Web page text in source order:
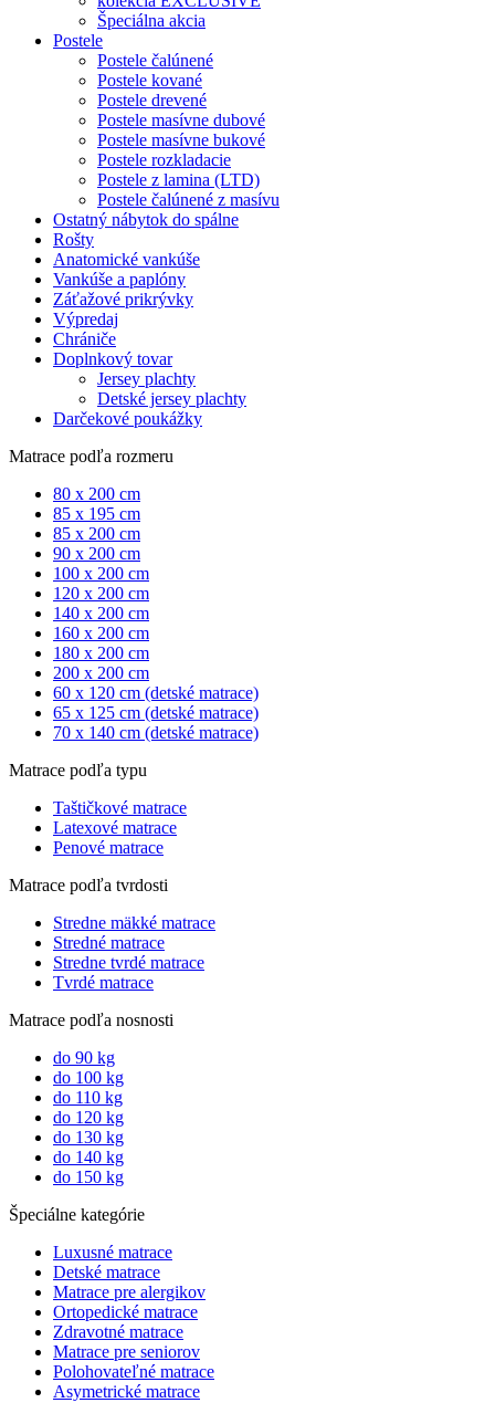
Špeciálna akcia
Postele
Postele čalúnené
Postele kované
Postele drevené
Postele masívne dubové
Postele masívne bukové
Postele rozkladacie
Postele z lamina (LTD)
Postele čalúnené z masívu
Ostatný nábytok do spálne
Rošty
Anatomické vankúše
Vankúše a paplóny
Záťažové prikrývky
Výpredaj
Chrániče
Doplnkový tovar
Jersey plachty
Detské jersey plachty
Darčekové poukážky
Matrace podľa rozmeru
80 x 200 cm
85 x 195 cm
85 x 200 cm
90 x 200 cm
100 x 200 cm
120 x 200 cm
140 x 200 cm
160 x 200 cm
180 x 200 cm
200 x 200 cm
60 x 120 cm (detské matrace)
65 x 125 cm (detské matrace)
70 x 140 cm (detské matrace)
Matrace podľa typu
Taštičkové matrace
Latexové matrace
Penové matrace
Matrace podľa tvrdosti
Stredne mäkké matrace
Stredné matrace
Stredne tvrdé matrace
Tvrdé matrace
Matrace podľa nosnosti
do 90 kg
do 100 kg
do 110 kg
do 120 kg
do 130 kg
do 140 kg
do 150 kg
Špeciálne kategórie
Luxusné matrace
Detské matrace
Matrace pre alergikov
Ortopedické matrace
Zdravotné matrace
Matrace pre seniorov
Polohovateľné matrace
Asymetrické matrace